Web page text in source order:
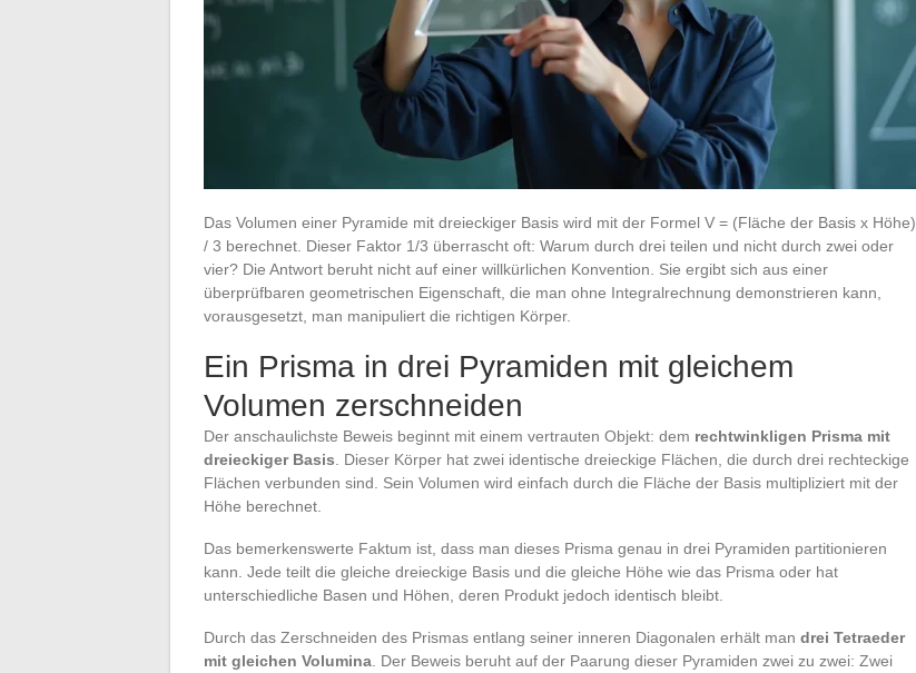
Das Volumen einer Pyramide mit dreieckiger Basis wird mit der Formel V = (Fläche der Basis x Höhe)
/ 3 berechnet. Dieser Faktor 1/3 überrascht oft: Warum durch drei teilen und nicht durch zwei oder
vier? Die Antwort beruht nicht auf einer willkürlichen Konvention. Sie ergibt sich aus einer
überprüfbaren geometrischen Eigenschaft, die man ohne Integralrechnung demonstrieren kann,
vorausgesetzt, man manipuliert die richtigen Körper.
Ein Prisma in drei Pyramiden mit gleichem
Volumen zerschneiden
Der anschaulichste Beweis beginnt mit einem vertrauten Objekt: dem rechtwinkligen Prisma mit
dreieckiger Basis . Dieser Körper hat zwei identische dreieckige Flächen, die durch drei rechteckige
Flächen verbunden sind. Sein Volumen wird einfach durch die Fläche der Basis multipliziert mit der
Höhe berechnet.
Das bemerkenswerte Faktum ist, dass man dieses Prisma genau in drei Pyramiden partitionieren
kann. Jede teilt die gleiche dreieckige Basis und die gleiche Höhe wie das Prisma oder hat
unterschiedliche Basen und Höhen, deren Produkt jedoch identisch bleibt.
Durch das Zerschneiden des Prismas entlang seiner inneren Diagonalen erhält man drei Tetraeder
mit gleichen Volumina . Der Beweis beruht auf der Paarung dieser Pyramiden zwei zu zwei: Zwei